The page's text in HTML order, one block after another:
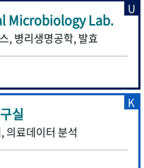
Microbiology Lab.
, 병리생명공학, 발효
U
실
의료데이터 분석
K